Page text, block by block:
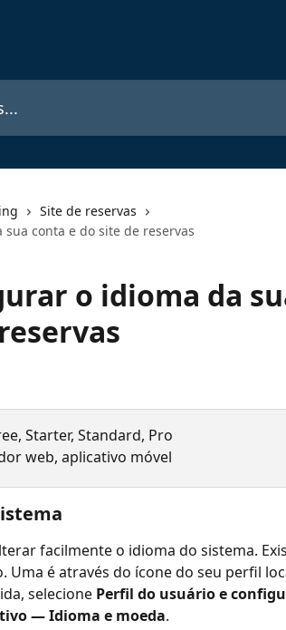
Site de reservas
conta e do site de reservas
o idioma da
Starter, Standard, Pro
web, aplicativo móvel
facilmente o idioma do sistema.
Uma é através do ícone do seu perfil
selecione Perfil do usuário e
— Idioma e moeda.